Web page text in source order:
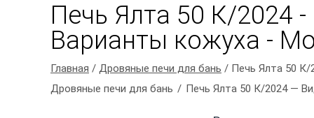
Печь Ялта 50 К/2024
Варианты кожуха -
Главная / Дровяные печи для бань / Печь Ялта 50 К/
Дровяные печи для бань
Печь Ялта 50 К/2024 —